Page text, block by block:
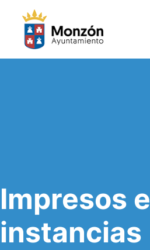
Impresos e
instancias